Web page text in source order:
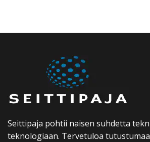
Seittipaja pohtii naisen suhdetta
teknologiaan. Tervetuloa